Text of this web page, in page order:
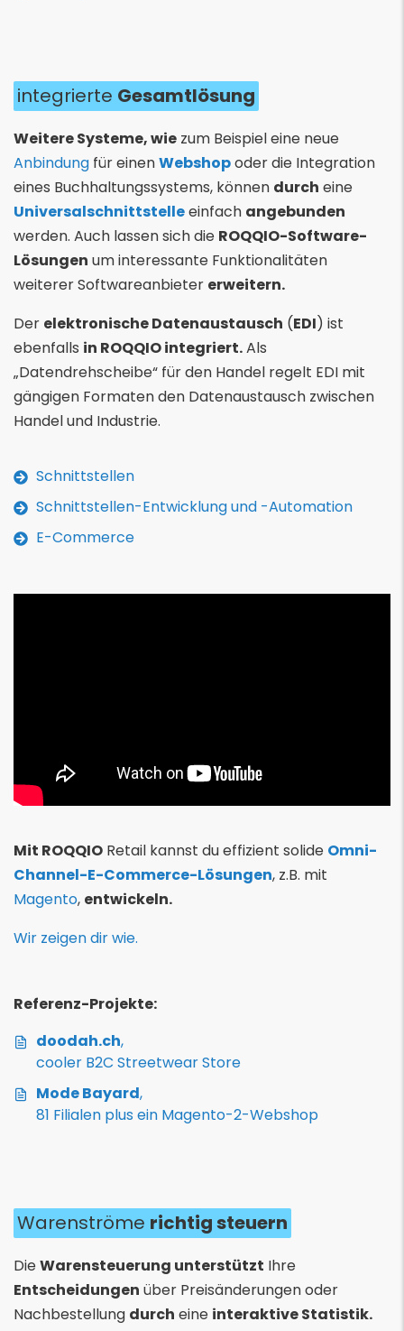
integrierte Gesamtlösung
Weitere Systeme, wie zum Beispiel eine neue
Anbindung für einenWebshopoder die Integration
eines Buchhaltungssystems, können durch eine
Universalschnittstelleeinfach angebunden
werden. Auch lassen sich die ROQQIO-Software-
Lösungen um interessante Funktionalitäten
weiterer Softwareanbieter erweitern.
Der elektronische Datenaustausch (EDI) ist
ebenfalls in ROQQIO integriert.Als
„Datendrehscheibe“ für den Handel regelt EDI mit
gängigen Formaten den Datenaustausch zwischen
Handel und Industrie.
Schnittstellen
Schnittstellen-Entwicklung und -Automation
E-Commerce
Mit ROQQIO Retail kannst du effizient solide Omni-
Channel-E-Commerce-Lösungen, z.B. mit
Magento, entwickeln.
Wir zeigen dir wie.
Referenz-Projekte:
doodah.ch,
cooler B2C Streetwear Store
Mode Bayard,
81 Filialen plus ein Magento-2-Webshop
Warenströme richtig steuern
DieWarensteuerung unterstützt Ihre
Entscheidungen über Preisänderungen oder
Nachbestellung durch eine interaktive Statistik.